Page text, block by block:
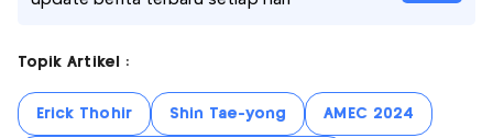
Topik Artikel :
Erick Thohir Shin Tae-yong AMEC 2024